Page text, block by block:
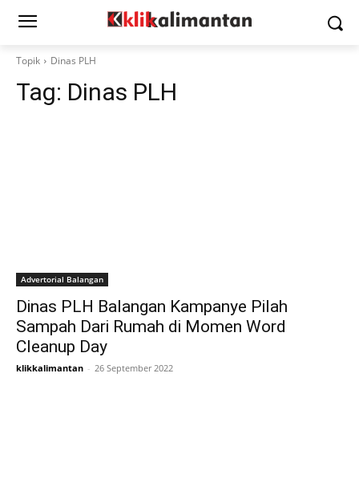
Topik Dinas PLH
Tag: Dinas PLH
Advertorial Balangan
Dinas PLH Balangan Kampanye Pilah
Sampah Dari Rumah di Momen Word
Cleanup Day
klikkalimantan - 26 September 2022